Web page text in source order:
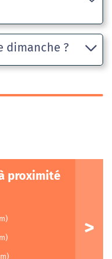
dimanche ?
proximité